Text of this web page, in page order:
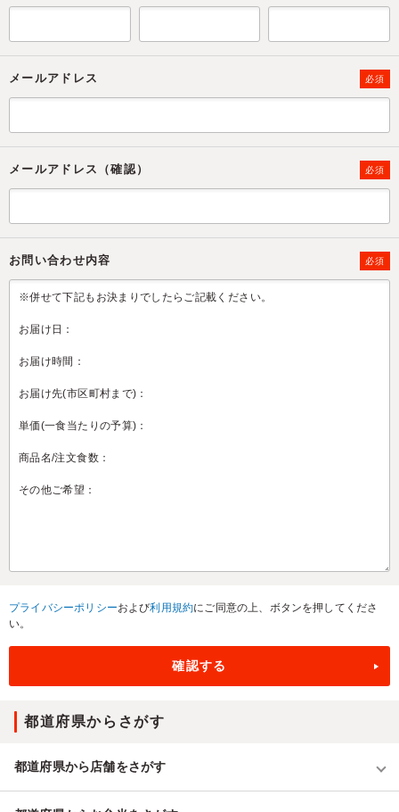
メールアドレス 必須
メールアドレス（確認） 必須
お問い合わせ内容 必須
プライバシーポリシーおよび利用規約にご同意の上、ボタンを押してくださ
い。
都道府県からさがす
都道府県から店舗をさがす